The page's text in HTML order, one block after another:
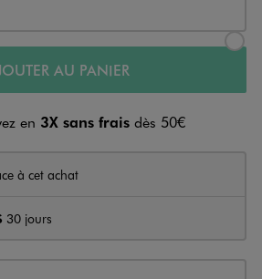
AU PANIER
en 3X sans frais dès 50€
à cet achat
30 jours